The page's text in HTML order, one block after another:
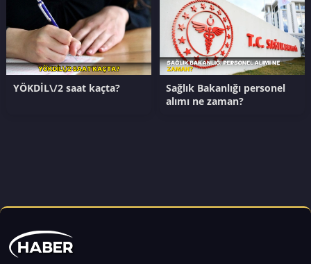
YÖKDİL\/2 saat kaçta?
Sağlık Bakanlığı personel
alımı ne zaman?